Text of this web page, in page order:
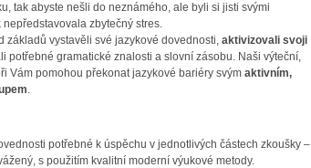
tak abyste nešli do neznámého, ale byli si jisti svými
zbytečný stres.
základů vystavěli své jazykové dovednosti, aktivizovali svoji
potřebné gramatické znalosti a slovní zásobu. Naši výteční,
Vám pomohou překonat jazykové bariéry svým aktivním,
.
potřebné k úspěchu v jednotlivých částech zkoušky –
s použitím kvalitní moderní výukové metody.